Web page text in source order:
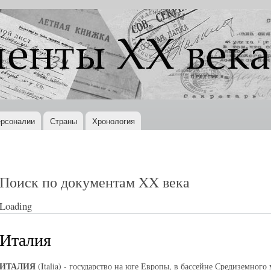
Перейти к
основному
содержанию
Страны Хронология
Поиск по документам XX века
Loading
Италия
ИТАЛИЯ (Italia) - государство на юге Европы, в бассейне